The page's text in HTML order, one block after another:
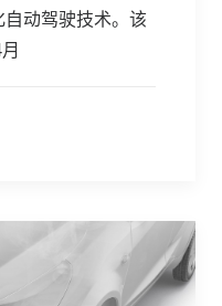
动驾驶技术。该